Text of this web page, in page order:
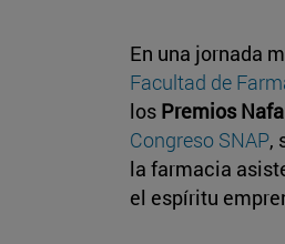
En una jornada
Facultad de
los Premios
Congreso SNAP,
la farmacia
el espíritu